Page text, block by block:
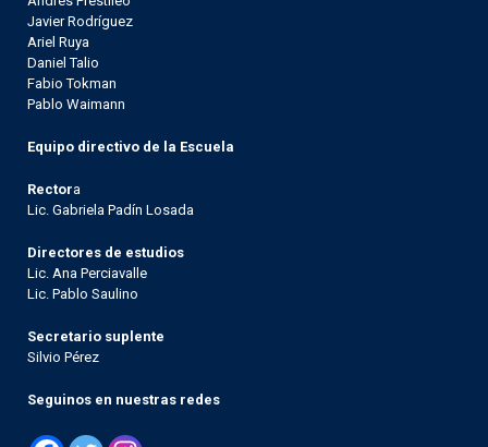
Javier Rodríguez
Ariel Ruya
Daniel Talio
Fabio Tokman
Pablo Waimann
Equipo directivo de la Escuela
Rectora
Lic. Gabriela Padín Losada
Directores de estudios
Lic. Ana Perciavalle
Lic. Pablo Saulino
Secretario suplente
Silvio Pérez
Seguinos en nuestras redes